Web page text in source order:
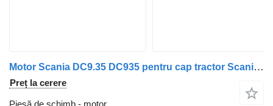
Motor Scania DC9.35 DC935 pentru cap tractor Scania OmniCity, P230, R230, Series – G230, T230
Preț la cerere
Piesă de schimb - motor